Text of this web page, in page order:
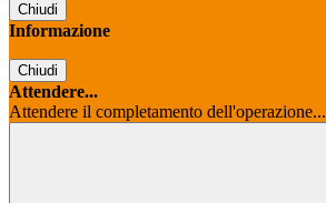
Chiudi
Informazione
Chiudi
Attendere...
Attendere il completamento dell'operazione...